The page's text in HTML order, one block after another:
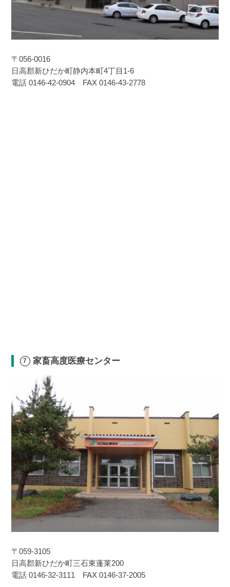
〒056-0016
日高郡新ひだか町静内本町4丁目1-6
電話 0146-42-0904 FAX 0146-43-2778
家畜高度医療センター
〒059-3105
日高郡新ひだか町三石東蓬莱200
電話 0146-32-3111 FAX 0146-37-2005